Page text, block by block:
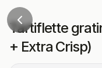
Tartiflette
+ Extra Crisp)